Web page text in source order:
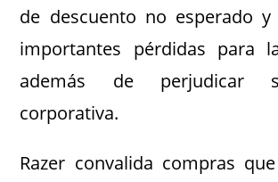
de descuento no esperado y
importantes pérdidas para
además de perjudicar
corporativa.
Razer convalida compras